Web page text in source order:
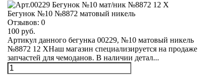
Бегунок №10 №8872 матовый никель
Отзывов: 0
100 руб.
Артикул данного бегунка 00229, №10 матовый никель
№8872 12 XНаш магазин специализируется на продаже
запчастей для чемоданов. В наличии детал...